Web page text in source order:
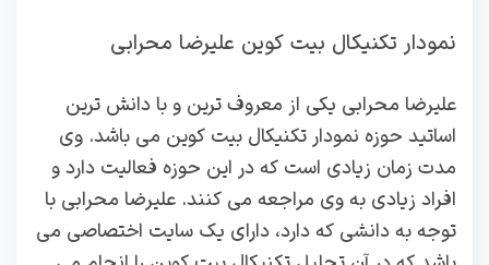
نمودار تکنیکال بیت کوین علیرضا محرابی
علیرضا محرابی یکی از معروف ترین و با دانش ترین
اساتید حوزه نمودار تکنیکال بیت کوین می باشد. وی
مدت زمان زیادی است که در این حوزه فعالیت دارد و
افراد زیادی به وی مراجعه می کنند. علیرضا محرابی با
توجه به دانشی که دارد، دارای یک سایت اختصاصی می